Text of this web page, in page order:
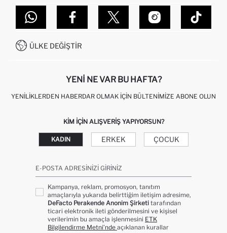
DEFACTO TEKNOLOJI
SITEMAP
NASIL İADE EDERIM?
GIFT CLUB SIKÇA SORULAN SORULAR
İŞLEM REHBERI
KAMPANYALAR
MAĞAZALARIMIZ
İLETIŞIM FORMU
0850 333 22 86
ÜLKE DEĞIŞTIR
YENI NE VAR BU HAFTA?
YENILIKLERDEN HABERDAR OLMAK İÇIN BÜLTENIMIZE ABONE OLUN
KIM IÇIN ALIŞVERIŞ YAPIYORSUN?
KADIN ERKEK ÇOCUK
E-POSTA ADRESINIZI GIRINIZ
Kampanya, reklam, promosyon, tanıtım
amaçlarıyla yukarıda belirttiğim iletişim adresime,
DeFacto Perakende Anonim Şirketi tarafından
ticari elektronik ileti gönderilmesini ve kişisel
verilerimin bu amaçla işlenmesini ETK
Bilgilendirme Metni’nde açıklanan kurallar